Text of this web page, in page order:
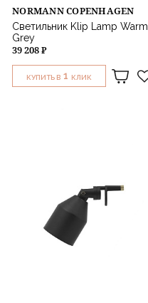
NORMANN COPENHAGEN
Светильник Klip Lamp Warm
Grey
39 208 ₽
КУПИТЬ В 1 КЛИК